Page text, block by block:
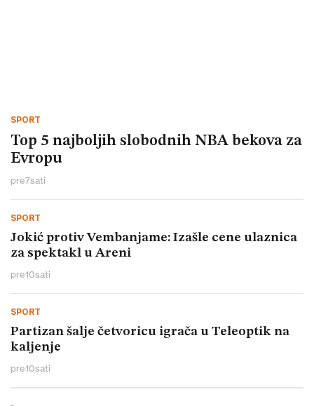
SPORT
Top 5 najboljih slobodnih NBA bekova za
Evropu
pre7sati
SPORT
Jokić protiv Vembanjame: Izašle cene ulaznica
za spektakl u Areni
pre10sati
SPORT
Partizan šalje četvoricu igrača u Teleoptik na
kaljenje
pre10sati